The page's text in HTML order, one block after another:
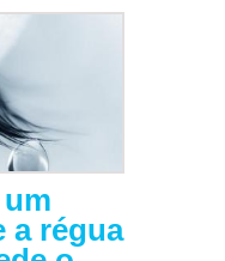
a régua